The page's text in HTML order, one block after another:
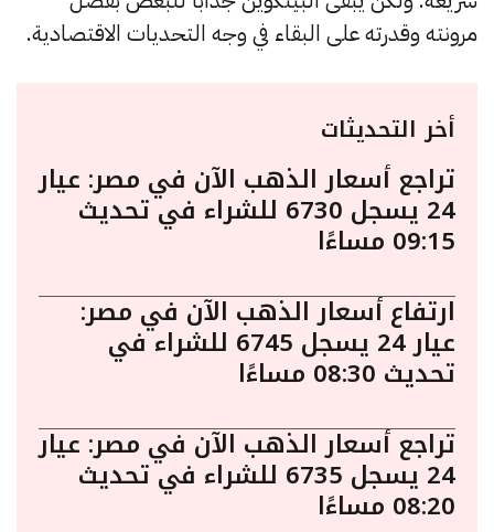
مرونته وقدرته على البقاء في وجه التحديات الاقتصادية.
أخر التحديثات
تراجع أسعار الذهب الآن في مصر: عيار
24 يسجل 6730 للشراء في تحديث
09:15 مساءًا
ارتفاع أسعار الذهب الآن في مصر:
عيار 24 يسجل 6745 للشراء في
تحديث 08:30 مساءًا
تراجع أسعار الذهب الآن في مصر: عيار
24 يسجل 6735 للشراء في تحديث
08:20 مساءًا